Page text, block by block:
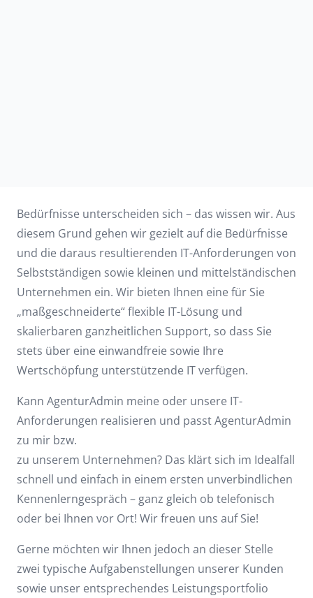
Bedürfnisse unterscheiden sich – das wissen wir. Aus
diesem Grund gehen wir gezielt auf die Bedürfnisse
und die daraus resultierenden IT-Anforderungen von
Selbstständigen sowie kleinen und mittelständischen
Unternehmen ein. Wir bieten Ihnen eine für Sie
„maßgeschneiderte“ flexible IT-Lösung und
skalierbaren ganzheitlichen Support, so dass Sie
stets über eine einwandfreie sowie Ihre
Wertschöpfung unterstützende IT verfügen.
Kann AgenturAdmin meine oder unsere IT-
Anforderungen realisieren und passt AgenturAdmin
zu mir bzw.
zu unserem Unternehmen? Das klärt sich im Idealfall
schnell und einfach in einem ersten unverbindlichen
Kennenlerngespräch – ganz gleich ob telefonisch
oder bei Ihnen vor Ort! Wir freuen uns auf Sie!
Gerne möchten wir Ihnen jedoch an dieser Stelle
zwei typische Aufgabenstellungen unserer Kunden
sowie unser entsprechendes Leistungsportfolio